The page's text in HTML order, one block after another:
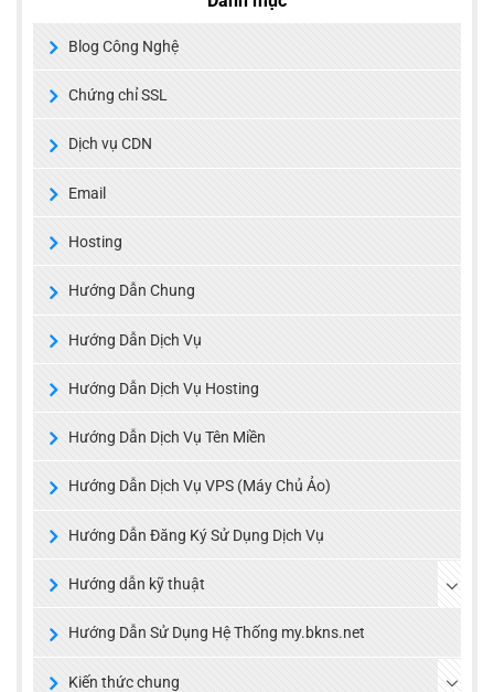
Blog Công Nghệ
Chứng chỉ SSL
Dịch vụ CDN
Email
Hosting
Hướng Dẫn Chung
Hướng Dẫn Dịch Vụ
Hướng Dẫn Dịch Vụ Hosting
Hướng Dẫn Dịch Vụ Tên Miền
Hướng Dẫn Dịch Vụ VPS (Máy Chủ Ảo)
Hướng Dẫn Đăng Ký Sử Dụng Dịch Vụ
Hướng dẫn kỹ thuật
Hướng Dẫn Sử Dụng Hệ Thống my.bkns.net
Kiến thức chung